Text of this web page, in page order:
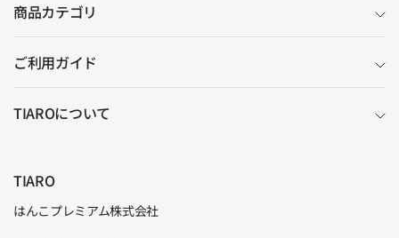
商品カテゴリ
ご利用ガイド
TIAROについて
TIARO
はんこプレミアム株式会社